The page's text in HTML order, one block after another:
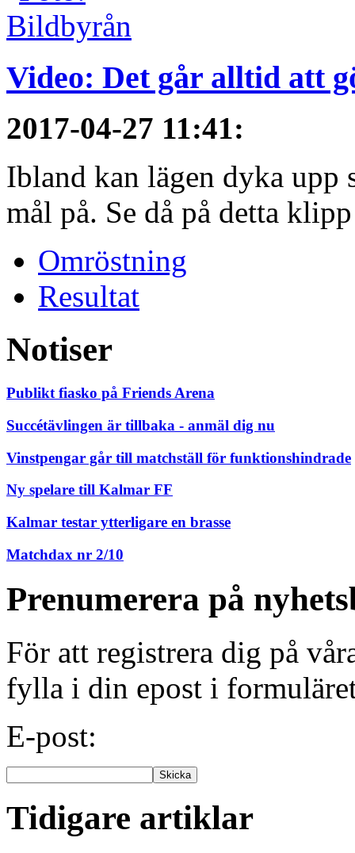
Video: Det går alltid att
2017-04-27 11:41:
Ibland kan lägen dyka upp
mål på. Se då på detta
Omröstning
Resultat
Notiser
Publikt fiasko på Friends Arena
Succétävlingen är tillbaka - anmäl dig nu
Vinstpengar går till matchställ för funktionshindrade
Ny spelare till Kalmar FF
Kalmar testar ytterligare en brasse
Matchdax nr 2/10
Prenumerera på
För att registrera dig på
fylla i din epost i
E-post:
Tidigare artiklar